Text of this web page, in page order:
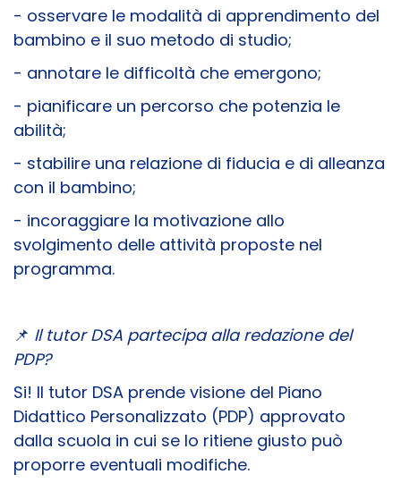
- osservare le modalità di apprendimento del
bambino e il suo metodo di studio;
- annotare le difficoltà che emergono;
- pianificare un percorso che potenzia le
abilità;
- stabilire una relazione di fiducia e di alleanza
con il bambino;
- incoraggiare la motivazione allo
svolgimento delle attività proposte nel
programma.
📌 Il tutor DSA partecipa alla redazione del
PDP?
Si! Il tutor DSA prende visione del Piano
Didattico Personalizzato (PDP) approvato
dalla scuola in cui se lo ritiene giusto può
proporre eventuali modifiche.